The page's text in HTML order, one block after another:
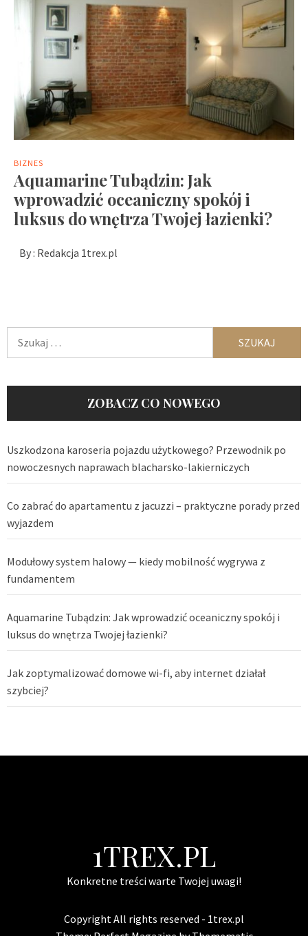
BIZNES
Aquamarine Tubądzin: Jak
wprowadzić oceaniczny spokój i
luksus do wnętrza Twojej łazienki?
By : Redakcja 1trex.pl
ZOBACZ CO NOWEGO
Uszkodzona karoseria pojazdu użytkowego? Przewodnik po
nowoczesnych naprawach blacharsko-lakierniczych
Co zabrać do apartamentu z jacuzzi – praktyczne porady przed
wyjazdem
Modułowy system halowy — kiedy mobilność wygrywa z
fundamentem
Aquamarine Tubądzin: Jak wprowadzić oceaniczny spokój i
luksus do wnętrza Twojej łazienki?
Jak zoptymalizować domowe wi-fi, aby internet działał
szybciej?
1TREX.PL
Konkretne treści warte Twojej uwagi!
Copyright All rights reserved - 1trex.pl